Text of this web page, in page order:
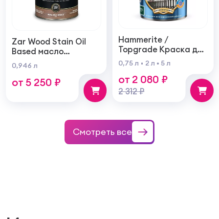
Zar Wood Stain Oil
Based масло
тонирующая по
дереву
0,946 л
от 5 250 ₽
Hammerite /
Topgrade Краска для
металла с
молотковым
эффектом
0,75 л 2 л 5 л
от 2 080 ₽
2 312 ₽
Смотреть все